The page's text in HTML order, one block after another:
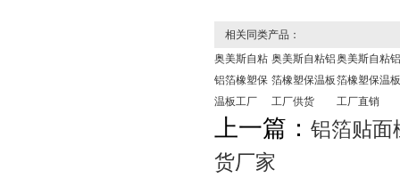
相关同类产品：
奥美斯自粘
铝箔橡塑保
温板工厂
奥美斯自粘铝
箔橡塑保温板
工厂供货
奥美斯自粘铝
箔橡塑保温板
工厂直销
上一篇： 铝箔贴面
货厂家